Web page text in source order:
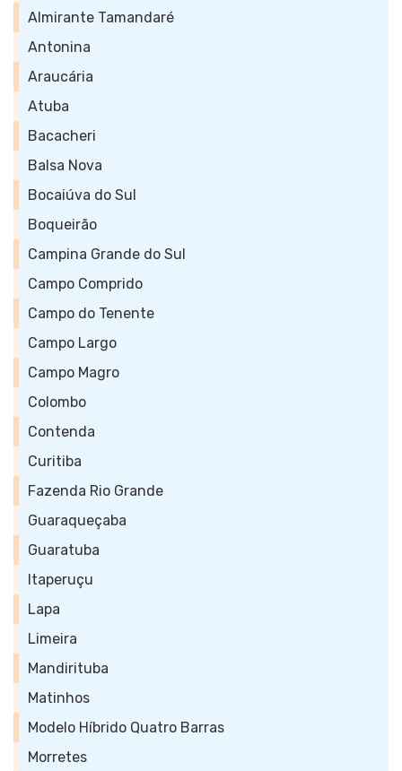
Almirante Tamandaré
Antonina
Araucária
Atuba
Bacacheri
Balsa Nova
Bocaiúva do Sul
Boqueirão
Campina Grande do Sul
Campo Comprido
Campo do Tenente
Campo Largo
Campo Magro
Colombo
Contenda
Curitiba
Fazenda Rio Grande
Guaraqueçaba
Guaratuba
Itaperuçu
Lapa
Limeira
Mandirituba
Matinhos
Modelo Híbrido Quatro Barras
Morretes